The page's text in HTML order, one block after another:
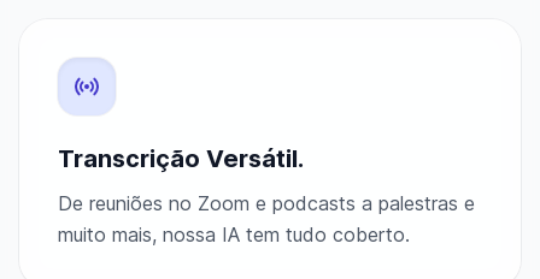
Transcrição Versátil.
De reuniões no Zoom e podcasts a palestras e
muito mais, nossa IA tem tudo coberto.